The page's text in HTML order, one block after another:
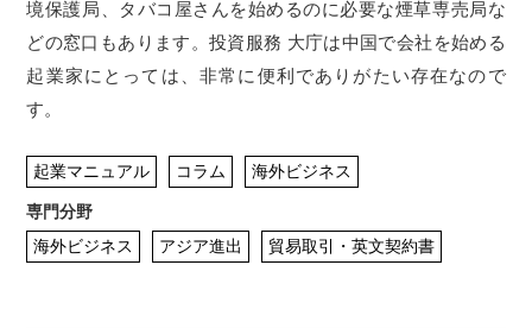
境保護局、タバコ屋さんを始めるのに必要な煙草専売局な
どの窓口もあります。投資服務 大庁は中国で会社を始める
起業家にとっては、非常に便利でありがたい存在なので
す。
起業マニュアル コラム 海外ビジネス
専門分野
海外ビジネス
アジア進出 貿易取引・英文契約書